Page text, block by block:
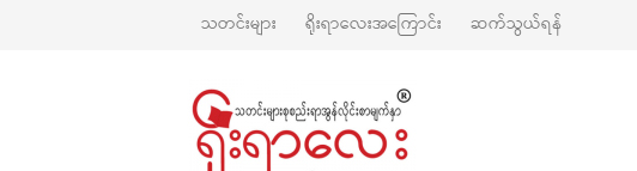
သတင်းများ ရိုးရာလေးအကြောင်း ဆက်သွယ်ရန်